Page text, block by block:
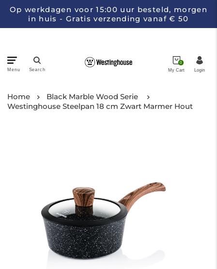
Op werkdagen voor 15:00 uur besteld, morgen
in huis - Gratis verzending vanaf € 50
Pannen
Over Westinghouse
Menu Search
0
My Cart Login
Home
Black Marble Wood Serie
Westinghouse Steelpan 18 cm Zwart Marmer Hout